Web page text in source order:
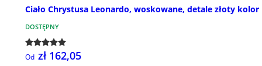
Ciało Chrystusa Leonardo, woskowane, detale złoty kolor
DOSTĘPNY
Od zł 162,05